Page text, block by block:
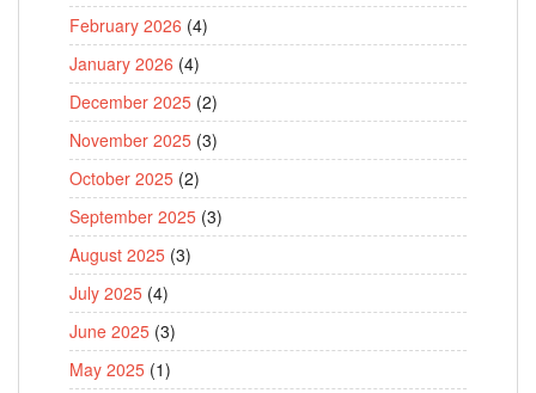
February 2026 (4)
January 2026 (4)
December 2025 (2)
November 2025 (3)
October 2025 (2)
September 2025 (3)
August 2025 (3)
July 2025 (4)
June 2025 (3)
May 2025 (1)